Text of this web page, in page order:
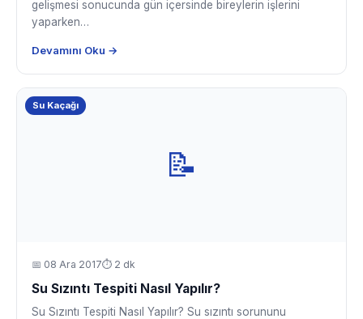
gelişmesi sonucunda gün içersinde bireylerin işlerini
yaparken…
Devamını Oku →
📝
Su Kaçağı
📅 08 Ara 2017⏱ 2 dk
Su Sızıntı Tespiti Nasıl Yapılır?
Su Sızıntı Tespiti Nasıl Yapılır? Su sızıntı sorununu